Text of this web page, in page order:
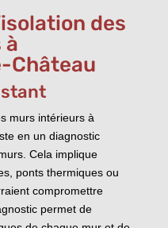
des
à
Château
murs intérieurs à
en un diagnostic
Cela implique
ponts thermiques ou
compromettre
permet de